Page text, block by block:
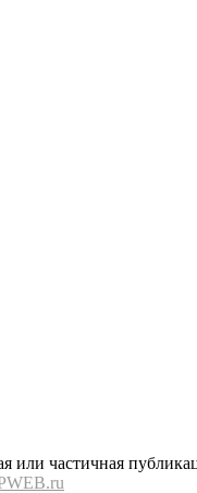
частичная